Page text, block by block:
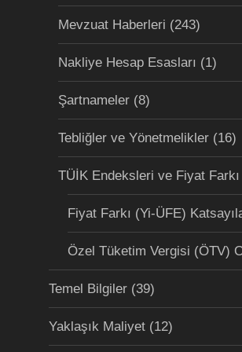
Mevzuat Haberleri (243)
Nakliye Hesap Esasları (1)
Şartnameler (8)
Tebliğler ve Yönetmelikler (16)
TÜİK Endeksleri ve Fiyat Farkı
Fiyat Farkı (Yi-ÜFE)
Özel Tüketim Vergisi (ÖTV)
Temel Bilgiler (39)
Yaklaşık Maliyet (12)